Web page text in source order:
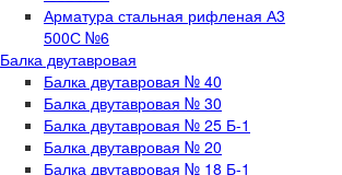
Арматура стальная рифленая А3
500С №6
Балка двутавровая
Балка двутавровая № 40
Балка двутавровая № 30
Балка двутавровая № 25 Б-1
Балка двутавровая № 20
Балка двутавровая № 18 Б-1